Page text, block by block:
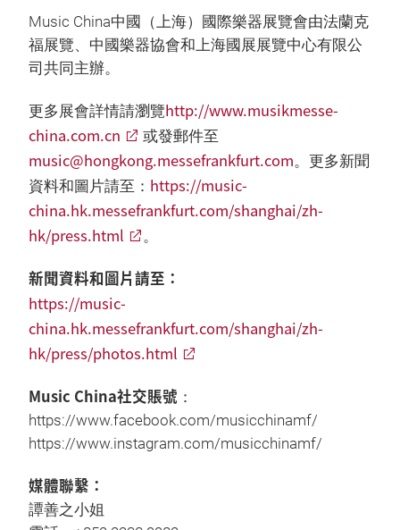
Music China中國（上海）國際樂器展覽會由法蘭克
福展覽、中國樂器協會和上海國展展覽中心有限公
司共同主辦。
更多展會詳情請瀏覽http://www.musikmesse-
china.com.cn
或發郵件至
music@hongkong.messefrankfurt.com。更多新聞
資料和圖片請至： https://music-
china.hk.messefrankfurt.com/shanghai/zh-
hk/press.html
。
新聞資料和圖片請至：
https://music-
china.hk.messefrankfurt.com/shanghai/zh-
hk/press/photos.html
Music China社交賬號 ：
https://www.facebook.com/musicchinamf/
https://www.instagram.com/musicchinamf/
媒體聯繫：
譚善之小姐